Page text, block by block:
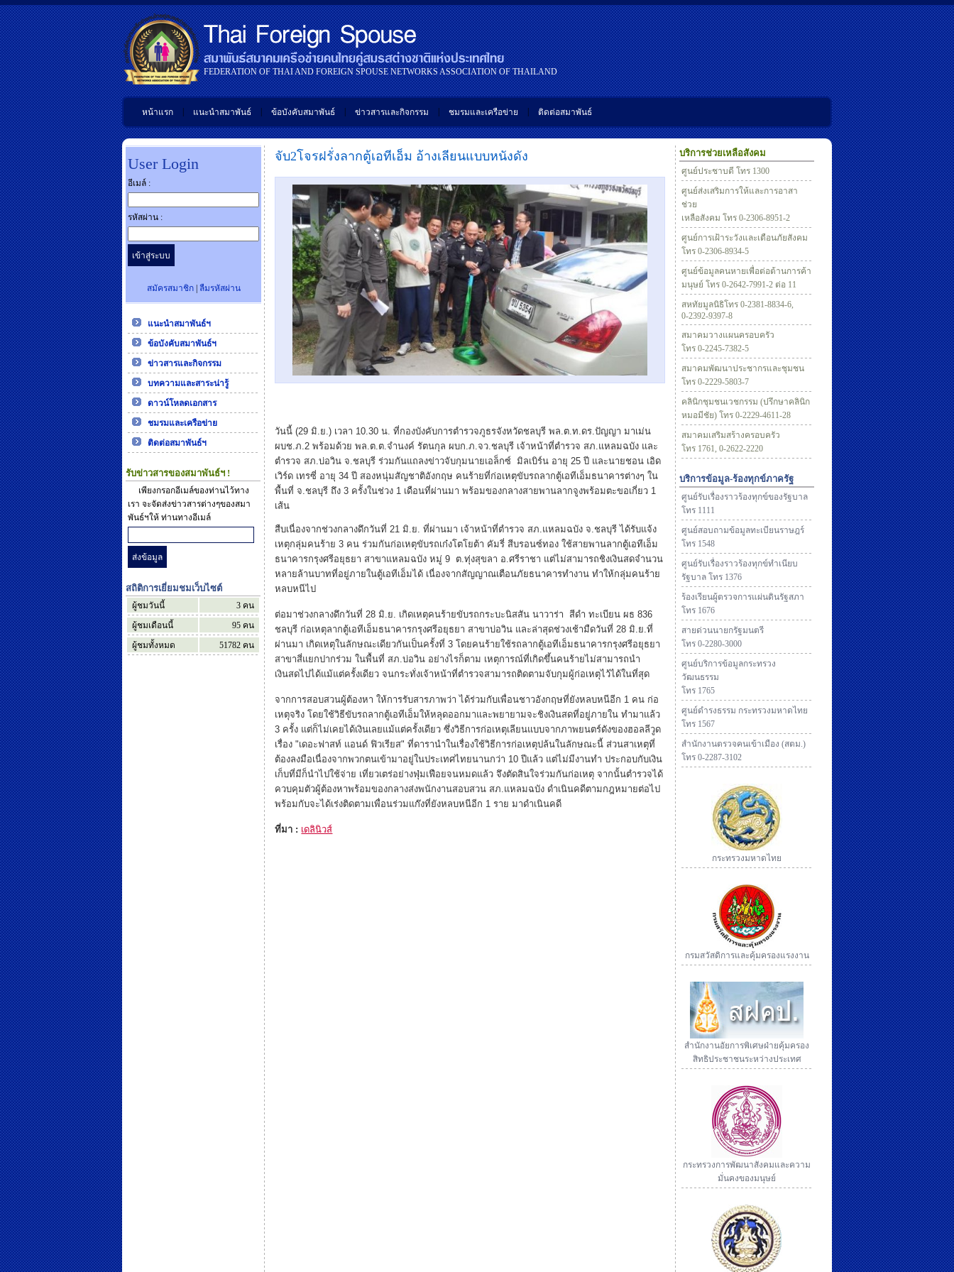
FEDERATION OF THAI AND FOREIGN SPOUSE NETWORKS ASSOCIATION OF THAILAND
หน้าแรก แนะนำสมาพันธ์ ข้อบังคับสมาพันธ์ ข่าวสารและกิจกรรม ชมรมและเครือข่าย ติดต่อสมาพันธ์
User Login
อีเมล์ :
รหัสผ่าน :
สมัครสมาชิก| ลืมรหัสผ่าน
แนะนำสมาพันธ์ฯ
ข้อบังคับสมาพันธ์ฯ
ข่าวสารและกิจกรรม
บทความและสาระน่ารู้
ดาวน์โหลดเอกสาร
ชมรมและเครือข่าย
ติดต่อสมาพันธ์ฯ
รับข่าวสารของสมาพันธ์ฯ !
เพียงกรอกอีเมล์ของท่านไว้ทาง
เรา จะจัดส่งข่าวสารต่างๆของสมา
พันธ์ฯให้ ท่านทางอีเมล์
สถิติการเยี่ยมชมเว็บไซต์
ผู้ชมวันนี้ 3 คน
ผู้ชมเดือนนี้
95 คน
ผู้ชมทั้งหมด
51782 คน
จับ2โจรฝรั่งลากตู้เอทีเอ็ม อ้างเลียนแบบหนังดัง
วันนี้ (29 มิ.ย.) เวลา 10.30 น. ที่กองบังคับการตำรวจภูธรจังหวัดชลบุรี พล.ต.ท.ดร.ปัญญา มาเม่น
ผบช.ภ.2 พร้อมด้วย พล.ต.ต.จำนงค์ รัตนกุล ผบก.ภ.จว.ชลบุรี เจ้าหน้าที่ตำรวจ สภ.แหลมฉบัง และ
ตำรวจ สภ.บ่อวิน จ.ชลบุรี ร่วมกันแถลงข่าวจับกุมนายเอล็กซ์ มิลเบิร์น อายุ 25 ปี และนายชอน เอิด
เวิร์ด เทรซี่ อายุ 34 ปี สองหนุ่มสัญชาติอังกฤษ คนร้ายที่ก่อเหตุขับรถลากตู้เอทีเอ็มธนาคารต่างๆ ใน
พื้นที่ จ.ชลบุรี ถึง 3 ครั้งในช่วง 1 เดือนที่ผ่านมา พร้อมของกลางสายพานลากจูงพร้อมตะขอเกี่ยว 1
เส้น
สืบเนื่องจากช่วงกลางดึกวันที่ 21 มิ.ย. ที่ผ่านมา เจ้าหน้าที่ตำรวจ สภ.แหลมฉบัง จ.ชลบุรี ได้รับแจ้ง
เหตุกลุ่มคนร้าย 3 คน ร่วมกันก่อเหตุขับรถเก๋งโตโยต้า คัมรี่ สีบรอนซ์ทอง ใช้สายพานลากตู้เอทีเอ็ม
ธนาคารกรุงศรีอยุธยา สาขาแหลมฉบัง หมู่ 9 ต.ทุ่งสุขลา อ.ศรีราชา แต่ไม่สามารถชิงเงินสดจำนวน
หลายล้านบาทที่อยู่ภายในตู้เอทีเอ็มได้ เนื่องจากสัญญาณเตือนภัยธนาคารทำงาน ทำให้กลุ่มคนร้าย
หลบหนีไป
ต่อมาช่วงกลางดึกวันที่ 28 มิ.ย. เกิดเหตุคนร้ายขับรถกระบะนิสสัน นาวาร่า สีดำ ทะเบียน ผธ 836
ชลบุรี ก่อเหตุลากตู้เอทีเอ็มธนาคารกรุงศรีอยุธยา สาขาบ่อวิน และล่าสุดช่วงเช้ามืดวันที่ 28 มิ.ย.ที่
ผ่านมา เกิดเหตุในลักษณะเดียวกันเป็นครั้งที่ 3 โดยคนร้ายใช้รถลากตู้เอทีเอ็มธนาคารกรุงศรีอยุธยา
สาขาสี่แยกปากร่วม ในพื้นที่ สภ.บ่อวิน อย่างไรก็ตาม เหตุการณ์ที่เกิดขึ้นคนร้ายไม่สามารถนำ
เงินสดไปได้แม้แต่ครั้งเดียว จนกระทั่งเจ้าหน้าที่ตำรวจสามารถติดตามจับกุมผู้ก่อเหตุไว้ได้ในที่สุด
จากการสอบสวนผู้ต้องหา ให้การรับสารภาพว่า ได้ร่วมกับเพื่อนชาวอังกฤษที่ยังหลบหนีอีก 1 คน ก่อ
เหตุจริง โดยใช้วิธีขับรถลากตู้เอทีเอ็มให้หลุดออกมาและพยายามจะชิงเงินสดที่อยู่ภายใน ทำมาแล้ว
3 ครั้ง แต่ก็ไม่เคยได้เงินเลยแม้แต่ครั้งเดียว ซึ่งวิธีการก่อเหตุเลียนแบบจากภาพยนตร์ดังของฮอลลีวูด
เรื่อง "เดอะฟาสท์ แอนด์ ฟิวเรียส" ที่ดารานำในเรื่องใช้วิธีการก่อเหตุปล้นในลักษณะนี้ ส่วนสาเหตุที่
ต้องลงมือเนื่องจากพวกตนเข้ามาอยู่ในประเทศไทยนานกว่า 10 ปีแล้ว แต่ไม่มีงานทำ ประกอบกับเงิน
เก็บที่มีก็นำไปใช้จ่าย เที่ยวเตร่อย่างฟุ่มเฟือยจนหมดแล้ว จึงตัดสินใจร่วมกันก่อเหตุ จากนั้นตำรวจได้
ควบคุมตัวผู้ต้องหาพร้อมของกลางส่งพนักงานสอบสวน สภ.แหลมฉบัง ดำเนินคดีตามกฎหมายต่อไป
พร้อมกับจะได้เร่งติดตามเพื่อนร่วมแก๊งที่ยังหลบหนีอีก 1 ราย มาดำเนินคดี
ที่มา : เดลินิวส์
บริการช่วยเหลือสังคม
ศูนย์ประชาบดี โทร 1300
ศูนย์ส่งเสริมการให้และการอาสา
ช่วย
เหลือสังคม โทร 0-2306-8951-2
ศูนย์การเฝ้าระวังและเตือนภัยสังคม
โทร 0-2306-8934-5
ศูนย์ข้อมูลคนหายเพื่อต่อต้านการค้า
มนุษย์ โทร 0-2642-7991-2 ต่อ 11
สหทัยมูลนิธิโทร 0-2381-8834-6,
0-2392-9397-8
สมาคมวางแผนครอบครัว
โทร 0-2245-7382-5
สมาคมพัฒนาประชากรและชุมชน
โทร 0-2229-5803-7
คลินิกชุมชนเวชกรรม (ปรึกษาคลินิก
หมอมีชัย) โทร 0-2229-4611-28
สมาคมเสริมสร้างครอบครัว
โทร 1761, 0-2622-2220
บริการข้อมูล-ร้องทุกข์ภาครัฐ
ศูนย์รับเรื่องราวร้องทุกข์ของรัฐบาล
โทร 1111
ศูนย์สอบถามข้อมูลทะเบียนราษฎร์
โทร 1548
ศูนย์รับเรื่องราวร้องทุกข์ทำเนียบ
รัฐบาล โทร 1376
ร้องเรียนผู้ตรวจการแผ่นดินรัฐสภา
โทร 1676
สายด่วนนายกรัฐมนตรี
โทร 0-2280-3000
ศูนย์บริการข้อมูลกระทรวง
วัฒนธรรม
โทร 1765
ศูนย์ดำรงธรรม กระทรวงมหาดไทย
โทร 1567
สำนักงานตรวจคนเข้าเมือง (สตม.)
โทร 0-2287-3102
กระทรวงมหาดไทย
กรมสวัสดิการและคุ้มครองแรงงาน
สำนักงานอัยการพิเศษฝ่ายคุ้มครอง
สิทธิประชาชนระหว่างประเทศ
กระทรวงการพัฒนาสังคมและความ
มั่นคงของมนุษย์